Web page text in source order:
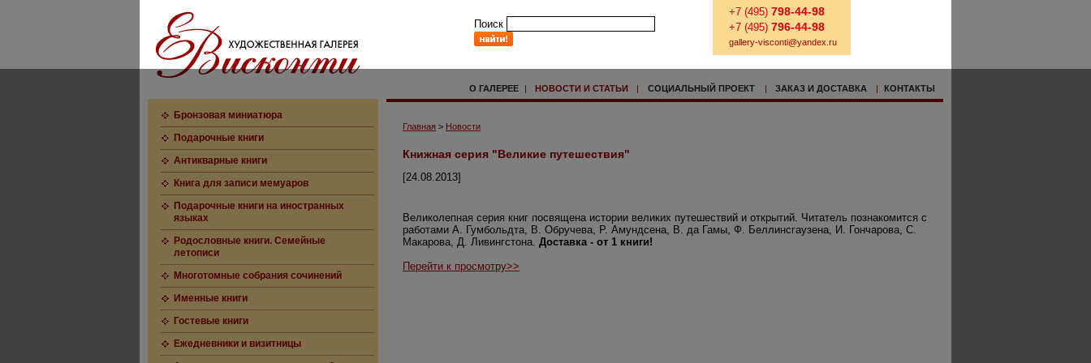
Поиск
+7 (495) 798-44-98
+7 (495) 796-44-98
gallery-visconti@yandex.ru
О ГАЛЕРЕЕ | НОВОСТИ И СТАТЬИ | СОЦИАЛЬНЫЙ ПРОЕКТ | ЗАКАЗ И ДОСТАВКА | КОНТАКТЫ
Бронзовая миниатюра
Подарочные книги
Антикварные книги
Книга для записи мемуаров
Подарочные книги на иностранных
языках
Родословные книги. Семейные
летописи
Многотомные собрания сочинений
Именные книги
Гостевые книги
Ежедневники и визитницы
Главная > Новости
Книжная серия "Великие путешествия"
[24.08.2013]
Великолепная серия книг посвящена истории великих путешествий и открытий. Читатель познакомится с
работами А. Гумбольдта, В. Обручева, Р. Амундсена, В. да Гамы, Ф. Беллинсгаузена, И. Гончарова, С.
Макарова, Д. Ливингстона. Доставка - от 1 книги!
Перейти к просмотру>>